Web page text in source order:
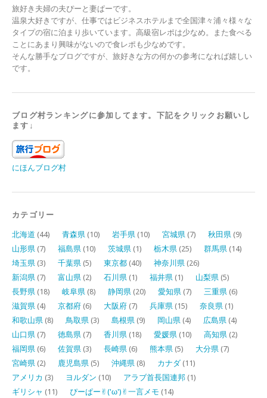
旅好き夫婦の夫ぴーと妻ぱーです。
温泉大好きですが、仕事ではビジネスホテルまで全国津々浦々様々な
タイプの宿に泊まり歩いています。高級宿レポは少なめ。また食べる
ことにあまり興味がないので食レポも少なめです。
そんな勝手なブログですが、旅好きな方の何かの参考になれば嬉しい
です。
ブログ村ランキングに参加してます。下記をクリックお願いし
ます↓
にほんブログ村
カテゴリー
北海道 (44) 青森県 (10) 岩手県 (10) 宮城県 (7) 秋田県 (9)
山形県 (7) 福島県 (10) 茨城県 (1) 栃木県 (25) 群馬県 (14)
埼玉県 (3) 千葉県 (5) 東京都 (40) 神奈川県 (26)
新潟県 (7) 富山県 (2) 石川県 (1) 福井県 (1) 山梨県 (5)
長野県 (18) 岐阜県 (8) 静岡県 (20) 愛知県 (7) 三重県 (6)
滋賀県 (4) 京都府 (6) 大阪府 (7) 兵庫県 (15) 奈良県 (1)
和歌山県 (8) 鳥取県 (3) 島根県 (9) 岡山県 (4) 広島県 (4)
山口県 (7) 徳島県 (7) 香川県 (18) 愛媛県 (10) 高知県 (2)
福岡県 (6) 佐賀県 (3) 長崎県 (6) 熊本県 (5) 大分県 (7)
宮崎県 (2) 鹿児島県 (5) 沖縄県 (8) カナダ (11)
アメリカ (3) ヨルダン (10) アラブ首長国連邦 (1)
ギリシャ (11) ぴーぱー✌︎('ω')✌︎一言メモ (14)